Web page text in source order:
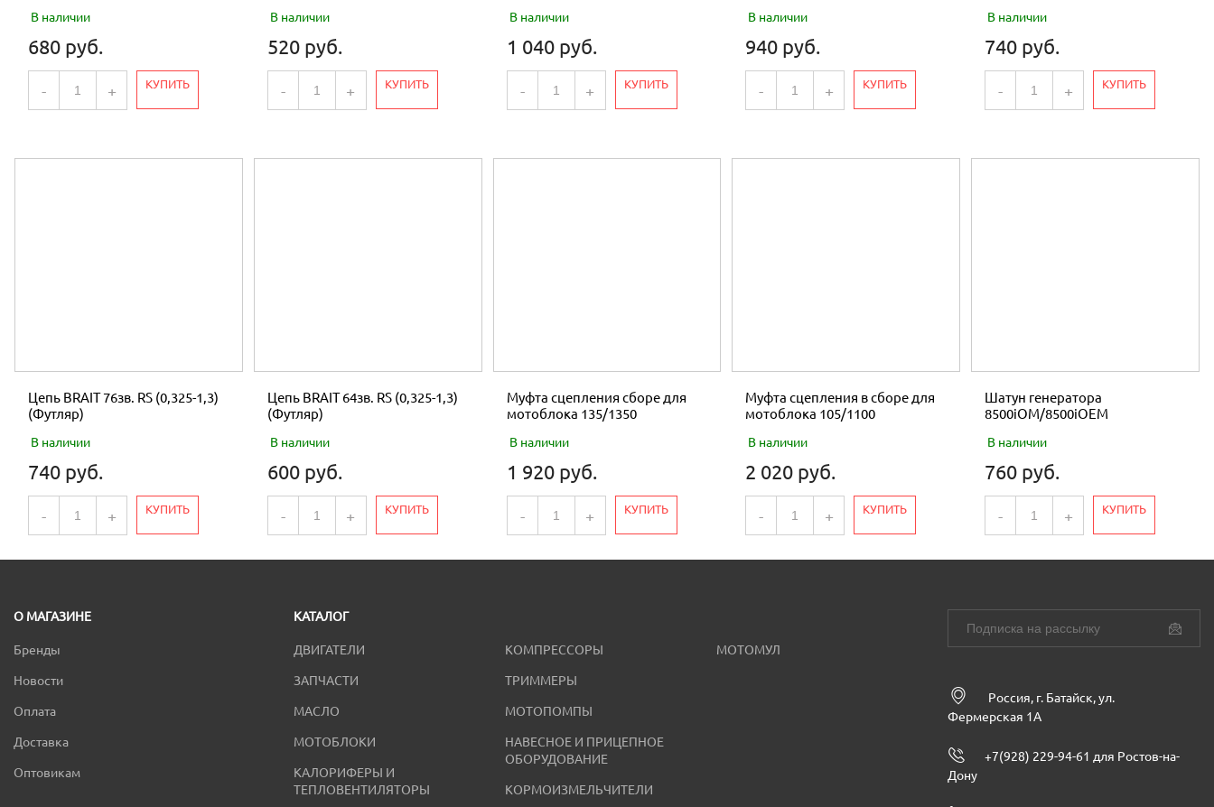
В наличии
680 руб.
- + КУПИТЬ
В наличии
520 руб.
- + КУПИТЬ
В наличии
1 040 руб.
- + КУПИТЬ
В наличии
940 руб.
- + КУПИТЬ
В наличии
740 руб.
- + КУПИТЬ
Цепь BRAIT 76зв. RS (0,325-1,3)
(Футляр)
В наличии
740 руб.
- + КУПИТЬ
Цепь BRAIT 64зв. RS (0,325-1,3)
(Футляр)
В наличии
600 руб.
- + КУПИТЬ
Муфта сцепления сборе для
мотоблока 135/1350
В наличии
1 920 руб.
- + КУПИТЬ
Муфта сцепления в сборе для
мотоблока 105/1100
В наличии
2 020 руб.
- + КУПИТЬ
Шатун генератора
8500iOM/8500iOEM
В наличии
760 руб.
- + КУПИТЬ
О МАГАЗИНЕ
Бренды
Новости
Оплата
Доставка
Оптовикам
КАТАЛОГ
ДВИГАТЕЛИ
ЗАПЧАСТИ
МАСЛО
МОТОБЛОКИ
КАЛОРИФЕРЫ И
ТЕПЛОВЕНТИЛЯТОРЫ
КОМПРЕССОРЫ
ТРИММЕРЫ
МОТОПОМПЫ
НАВЕСНОЕ И ПРИЦЕПНОЕ
ОБОРУДОВАНИЕ
КОРМОИЗМЕЛЬЧИТЕЛИ
МОТОМУЛ
Россия, г. Батайск, ул.
Фермерская 1А
+7(928) 229-94-61 для Ростов-на-
Дону